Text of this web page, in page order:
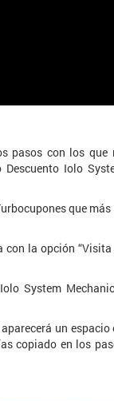
pasos con los que
Iolo
que más
con la opción
System
un espacio
copiado en los